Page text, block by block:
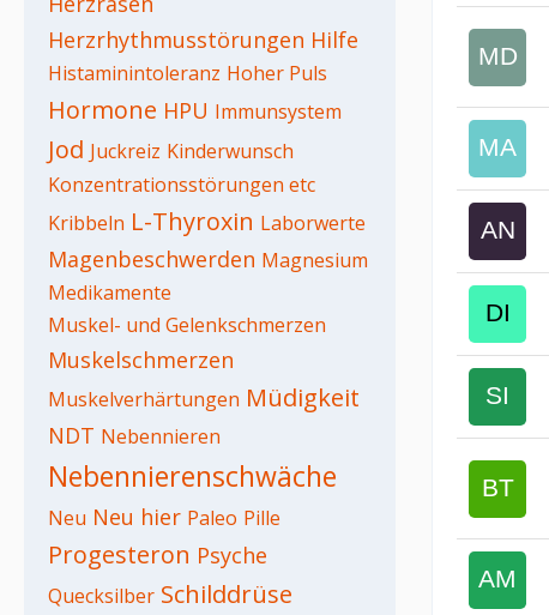
Herzrhythmusstörungen Hilfe
Histaminintoleranz Hoher Puls
Hormone HPU Immunsystem
Jod Juckreiz Kinderwunsch
Konzentrationsstörungen etc
Kribbeln L-Thyroxin Laborwerte
Magenbeschwerden Magnesium
Medikamente
Muskel- und Gelenkschmerzen
Muskelschmerzen
Muskelverhärtungen Müdigkeit
NDT Nebennieren
Nebennierenschwäche
Neu Neu hier Paleo Pille
Progesteron Psyche
Quecksilber Schilddrüse